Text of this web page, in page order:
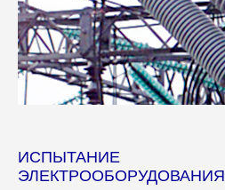
ИСПЫТАНИЕ
ЭЛЕКТРООБОРУДОВАНИЯ